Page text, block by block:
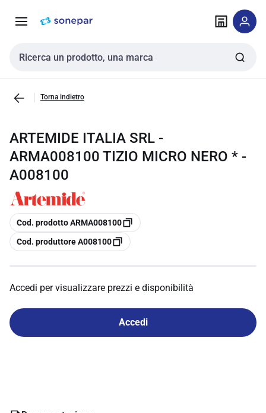
navigazione alla
Cerca input
Torna indietro
ARTEMIDE ITALIA SRL -
ARMA008100 TIZIO MICRO NERO * -
A008100
copia
Cod. prodotto ARMA008100
copia
Cod. produttore A008100
Accedi per visualizzare prezzi e disponibilità
Accedi